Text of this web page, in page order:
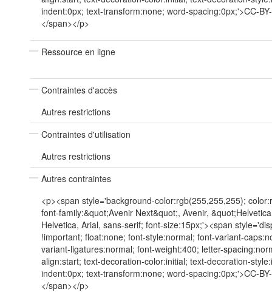
indent:0px; text-transform:none; word-spacing:0px;'>CC-
</span></p>
Ressource en ligne
Contraintes d'accès
Autres restrictions
Contraintes d'utilisation
Autres restrictions
Autres contraintes
<p><span style='background-color:rgb(255,255,255);
font-family:&quot;Avenir Next&quot;, Avenir,
Helvetica, Arial, sans-serif; font-size:15px;'><span
!important; float:none; font-style:normal; font-variant-
variant-ligatures:normal; font-weight:400; letter-
align:start; text-decoration-color:initial; text-decoration-
indent:0px; text-transform:none; word-spacing:0px;'>CC-
</span></p>